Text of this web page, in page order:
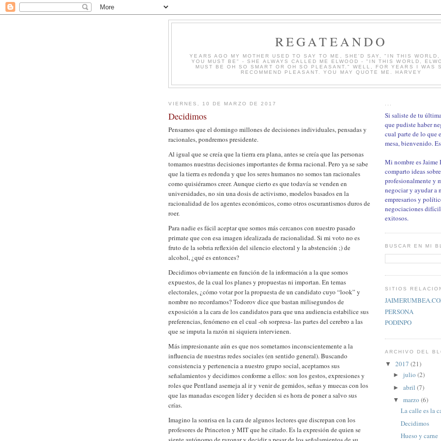
REGATEANDO
YEARS AGO MY MOTHER USED TO SAY TO ME, SHE'D SAY, "IN THIS WORLD,
YOU MUST BE" - SHE ALWAYS CALLED ME ELWOOD - "IN THIS WORLD,
MUST BE OH SO SMART OR OH SO PLEASANT." WELL, FOR YEARS I WAS
RECOMMEND PLEASANT. YOU MAY QUOTE ME. HARVEY
VIERNES, 10 DE MARZO DE 2017
Decidimos
Pensamos que el domingo millones de decisiones individuales, pensadas y
racionales, pondremos presidente.
Al igual que se creía que la tierra era plana, antes se creía que las personas
tomamos nuestras decisiones importantes de forma racional. Pero ya se sabe
que la tierra es redonda y que los seres humanos no somos tan racionales
como quisiéramos creer. Aunque cierto es que todavía se venden en
universidades, no sin una dosis de activismo, modelos basados en la
racionalidad de los agentes económicos, como otros oscurantismos duros de
roer.
Para nadie es fácil aceptar que somos más cercanos con nuestro pasado
primate que con esa imagen idealizada de racionalidad. Si mi voto no es
fruto de la sobria reflexión del silencio electoral y la abstención ;) de
alcohol, ¿qué es entonces?
Decidimos obviamente en función de la información a la que somos
expuestos, de la cual los planes y propuestas ni importan. En temas
electorales, ¿cómo votar por la propuesta de un candidato cuyo “look” y
nombre no recordamos? Todorov dice que bastan milisegundos de
exposición a la cara de los candidatos para que una audiencia estabilice sus
preferencias, fenómeno en el cual -oh sorpresa- las partes del cerebro a las
que se imputa la razón ni siquiera intervienen.
Más impresionante aún es que nos sometamos inconscientemente a la
influencia de nuestras redes sociales (en sentido general). Buscando
consistencia y pertenencia a nuestro grupo social, aceptamos sus
señalamientos y decidimos conforme a ellos: son los gestos, expresiones y
roles que Pentland asemeja al ir y venir de gemidos, señas y muecas con los
que las manadas escogen líder y deciden si es hora de poner a salvo sus
crías.
Imagino la sonrisa en la cara de algunos lectores que discrepan con los
profesores de Princeton y MIT que he citado. Es la expresión de quien se
Si saliste de tu
que pudiste haber
cual parte de lo que
mesa, bienvenido.
Mi nombre es Jaime
comparto ideas
profesionalmente y
negociar y ayudar a
empresarios y
negociaciones
exitosos.
BUSCAR EN MI
SITIOS
PERSONA
PODINPO
ARCHIVO DEL
▼ 2017 (21)
► julio (2)
► abril (7)
▼ marzo (6)
La calle es la
Decidimos
Hueso y carne